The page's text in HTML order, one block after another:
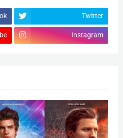
Twitter
Instagram